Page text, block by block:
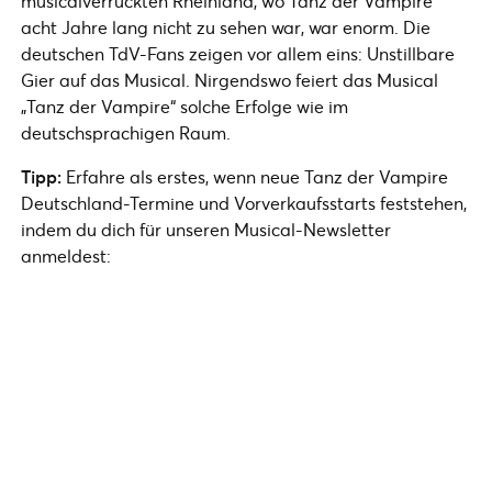
acht Jahre lang nicht zu sehen war, war enorm. Die
deutschen TdV-Fans zeigen vor allem eins: Unstillbare
Gier auf das Musical. Nirgendswo feiert das Musical
„Tanz der Vampire“ solche Erfolge wie im
deutschsprachigen Raum.
Tipp: Erfahre als erstes, wenn neue Tanz der Vampire
Deutschland-Termine und Vorverkaufsstarts feststehen,
indem du dich für unseren Musical-Newsletter
anmeldest: